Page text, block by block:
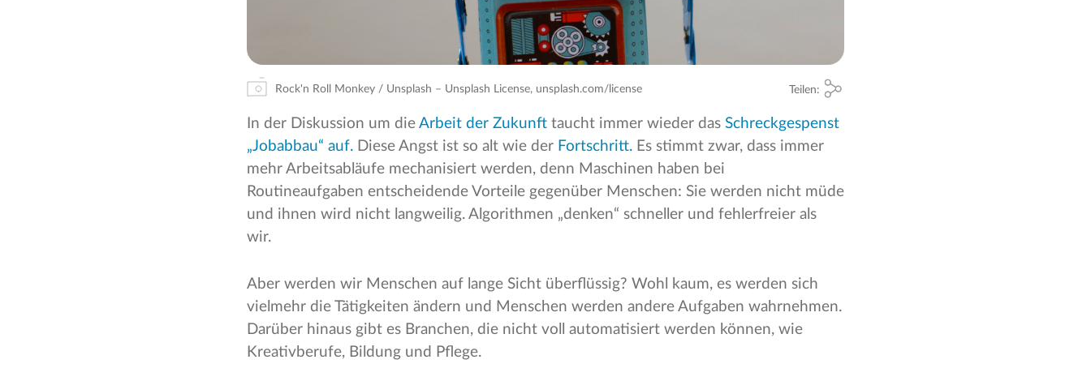
Rock'n Roll Monkey / Unsplash – Unsplash License, unsplash.com/license Teilen:
In der Diskussion um die Arbeit der Zukunft taucht immer wieder das Schreckgespenst
„Jobabbau“ auf. Diese Angst ist so alt wie der Fortschritt. Es stimmt zwar, dass immer
mehr Arbeitsabläufe mechanisiert werden, denn Maschinen haben bei
Routineaufgaben entscheidende Vorteile gegenüber Menschen: Sie werden nicht müde
und ihnen wird nicht langweilig. Algorithmen „denken“ schneller und fehlerfreier als
wir.
Aber werden wir Menschen auf lange Sicht überflüssig? Wohl kaum, es werden sich
vielmehr die Tätigkeiten ändern und Menschen werden andere Aufgaben wahrnehmen.
Darüber hinaus gibt es Branchen, die nicht voll automatisiert werden können, wie
Kreativberufe, Bildung und Pflege.